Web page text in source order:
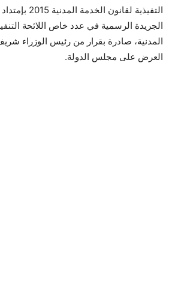
الجريدة الرسمية في عدد خاص اللائحة
المدنية، صادرة بقرار من رئيس الوزراء
العرض على مجلس الدولة.